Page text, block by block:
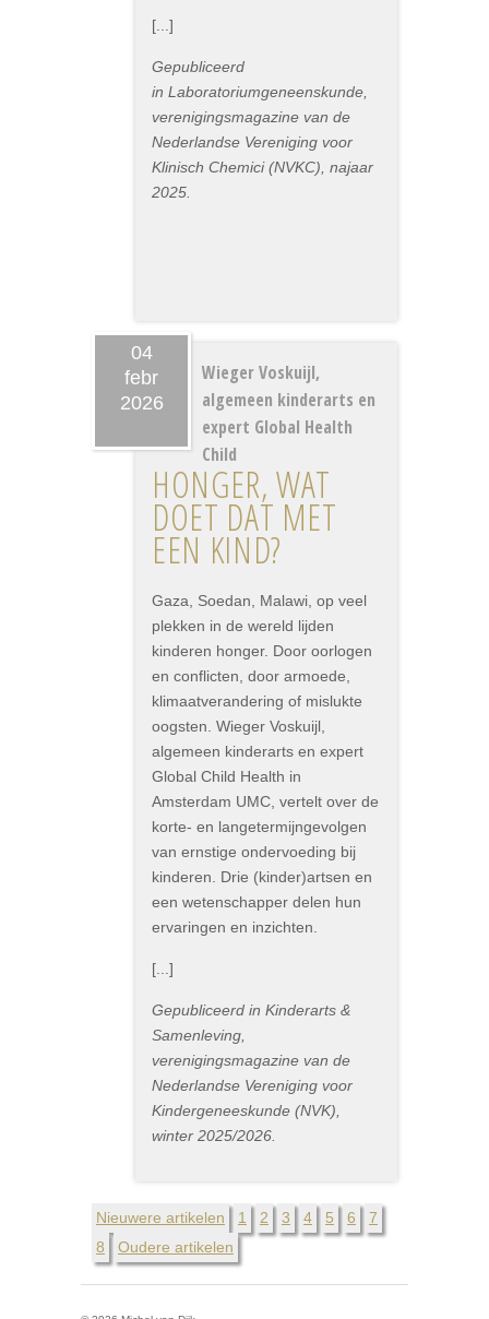
[...]
Gepubliceerd
in Laboratoriumgeneenskunde,
verenigingsmagazine van de
Nederlandse Vereniging voor
Klinisch Chemici (NVKC), najaar
2025.
04
febr
2026
Wieger Voskuijl,
algemeen kinderarts en
expert Global Health
Child
HONGER, WAT
DOET DAT MET
EEN KIND?
Gaza, Soedan, Malawi, op veel
plekken in de wereld lijden
kinderen honger. Door oorlogen
en conflicten, door armoede,
klimaatverandering of mislukte
oogsten. Wieger Voskuijl,
algemeen kinderarts en expert
Global Child Health in
Amsterdam UMC, vertelt over de
korte- en langetermijngevolgen
van ernstige ondervoeding bij
kinderen. Drie (kinder)artsen en
een wetenschapper delen hun
ervaringen en inzichten.
[...]
Gepubliceerd in Kinderarts &
Samenleving,
verenigingsmagazine van de
Nederlandse Vereniging voor
Kindergeneeskunde (NVK),
winter 2025/2026.
Nieuwere artikelen 1 2 3 4 5 6
7
8
Oudere artikelen